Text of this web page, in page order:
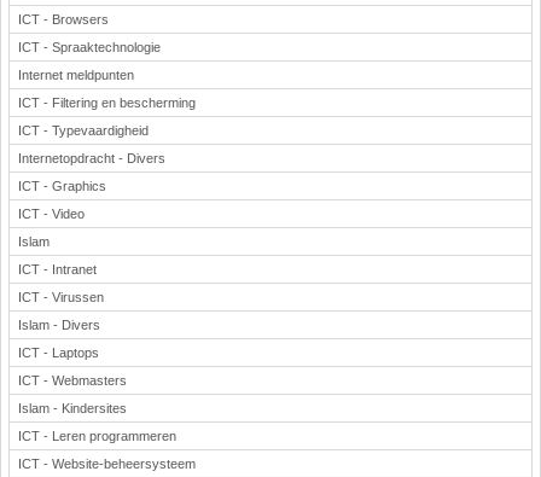
ICT - Browsers
ICT - Spraaktechnologie
Internet meldpunten
ICT - Filtering en bescherming
ICT - Typevaardigheid
Internetopdracht - Divers
ICT - Graphics
ICT - Video
Islam
ICT - Intranet
ICT - Virussen
Islam - Divers
ICT - Laptops
ICT - Webmasters
Islam - Kindersites
ICT - Leren programmeren
ICT - Website-beheersysteem